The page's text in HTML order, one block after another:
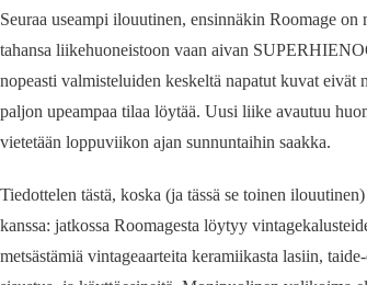
Seuraa useampi ilouutinen, ensinnäkin Roomage
tahansa liikehuoneistoon vaan aivan
nopeasti valmisteluiden keskeltä napatut kuvat
paljon upeampaa tilaa löytää. Uusi liike avautuu
vietetään loppuviikon ajan sunnuntaihin saakka.
Tiedottelen tästä, koska (ja tässä se toinen
kanssa: jatkossa Roomagesta löytyy
metsästämiä vintageaarteita keramiikasta lasiin,